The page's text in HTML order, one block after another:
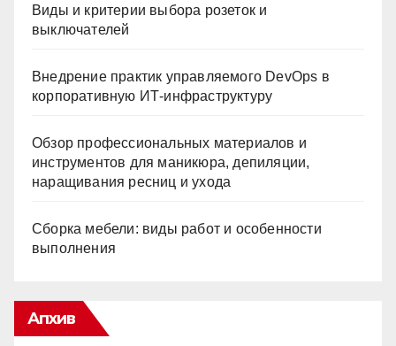
Виды и критерии выбора розеток и
выключателей
Внедрение практик управляемого DevOps в
корпоративную ИТ-инфраструктуру
Обзор профессиональных материалов и
инструментов для маникюра, депиляции,
наращивания ресниц и ухода
Сборка мебели: виды работ и особенности
выполнения
Апхив